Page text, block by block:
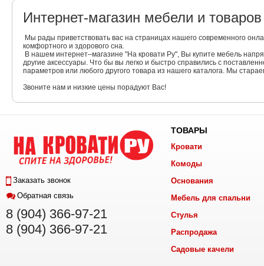
Интернет-магазин мебели и
Мы рады приветствовать вас на страницах нашего современного
комфортного и здорового сна.
В нашем интернет–магазине "На кровати Ру", Вы купите мебель
другие аксессуары. Что бы вы легко и быстро справились с
параметров или любого другого товара из нашего каталога. Мы
Звоните нам и низкие цены порадуют Вас!
Заказать звонок
Обратная связь
8 (904) 366-97-21
8 (904) 366-97-21
ТОВАРЫ
Кровати
Комоды
Основания
Мебель для спальни
Стулья
Распродажа
Садовые качели